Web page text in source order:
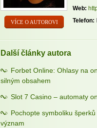
VÍCE O AUTOROVI
Web:
Telefon:
Další články autora
Forbet Online: Ohlasy na
silným obsahem
Slot 7 Casino – automaty
Pochopte symboliku
význam